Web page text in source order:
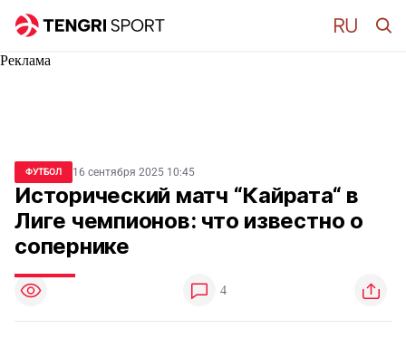
Реклама
ФУТБОЛ 16 сентября 2025 10:45
Исторический матч “Кайрата“ в
Лиге чемпионов: что известно о
сопернике
4